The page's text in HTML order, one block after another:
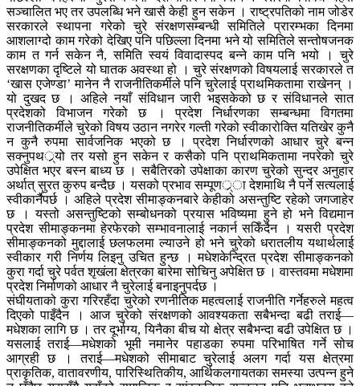
सञ्चालित भए तर उपलब्धि भने खासै केही हुन सकेन । राष्ट्रपतिको नाम जोडेर
सरकारले स्थापना गरेको चुरे संरक्षणसम्बन्धी समितिले प्रारम्भका दिनमा
आशलाग्दो काम गरेको देखिए पनि पछिल्ला दिनमा भने यो समितिले सन्तोषजनक
काम त गर्न सकेन नै, समिति स्वयं विवादास्पद बन्ने काम पनि भयो । चुरे
सरक्षणका दृष्टिले यो घातक अवस्था हो । चुरे संरक्षणको विषयलाई सरकारले त
‘खास एजेण्डा’ मानेन नै राजनीतिकर्मीले पनि चुरेलाई प्राथमिकतामा राखेनन् ।
यो दुखद छ । अहिले नयाँ संविधान जारी भइसकेको छ र संविधानले सात
प्रदेशको विभाजन गरेको छ । प्रदेश निर्धारणका सम्बन्धमा विगतमा
राजनीतिकर्मीले चुरेको विषय उठान नगरेर गल्ती गरेको स्वीकारोक्ति यतिखेर कुनै
न कुनै रुपमा सार्वजनिक भएको छ । प्रदेश निर्धारणको आधार चुरे बन्न
सक्नुपथर््यो तर यसो हुन सकेन र कसैको पनि प्राथमिकतामा नपरेको चुरे
उपेक्षित भएर बस्न बाध्य छ । सबैतिरको उपेक्षाका कारण चुरेको सुन्दर अनुहार
अर्थात् सुरत कुरुप बन्दैछ । यसको प्रभाव सम्पूणर््ा देशमाथि नै पर्ने सत्यलाई
स्वीकार्नैपर्छ । अहिले प्रदेश सीमाङ्कनबारे केहीको असन्तुष्टि रहेको जगजाहेर
छ । यस्तो असन्तुष्टिको सम्बोधनको प्रयास भविष्यमा हुने हो भने विद्यमान
प्रदेश सीमाङ्कनमा हेरफेरको सम्भावनालाई नकार्न सकिँदैन । यसरी प्रदेश
सीमाङ्कनको मुद्दालाई छलफलमा ल्याउने हो भने चुरेको धरातलीय यथार्थलाई
स्वीकार गरी निर्णय लिइनु उचित हुन्छ । मधेशकेन्द्रित प्रदेश सीमाङ्कनको
कुरा गर्दा चुरे पर्वत शृखंला क्षेत्रका बारेमा सोचिनु अपेक्षित छ । वास्तवमा मधेशमा
प्रदेश निर्माणको आधार नै चुरेलाई बनाइनुपर्दछ ।
संघीयताको कुरा गरिरहँदा चुरेको रणनीतिक महत्वलाई राजनीति गर्नेहरुले महत्व
दिएको पाइँदैन । आज चुरेको संरक्षणको आवश्यकता सबैभन्दा बढी तराई—
मधेशका लागि छ । तर दूर्भाग्य, यिनैका बीच यो क्षेत्र सबैभन्दा बढी उपेक्षित छ ।
यसलाई तराई—मधेशको भूमी नमानेर पहाडका रुपमा परिभाषित गर्ने सोच
आग्रही छ । तराई—मधेशको सीमाबाट चुरेलाई अलग गर्दा यस क्षेत्रमा
प्राकृतिक, वातावरणीय, पारिस्थितिकीय, आर्थिकलगायतका समस्या उत्पन्न हुने